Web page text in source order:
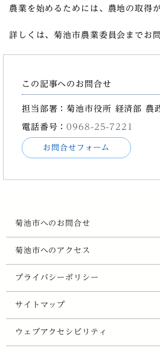
農業を始めるためには、農地の取得
詳しくは、菊池市農業委員会までお
この記事へのお問合せ
担当部署：菊池市役所 経済部 農
電話番号：0968-25-7221
お問合せフォーム
菊池市へのお問合せ
菊池市へのアクセス
プライバシーポリシー
サイトマップ
ウェブアクセシビリティ